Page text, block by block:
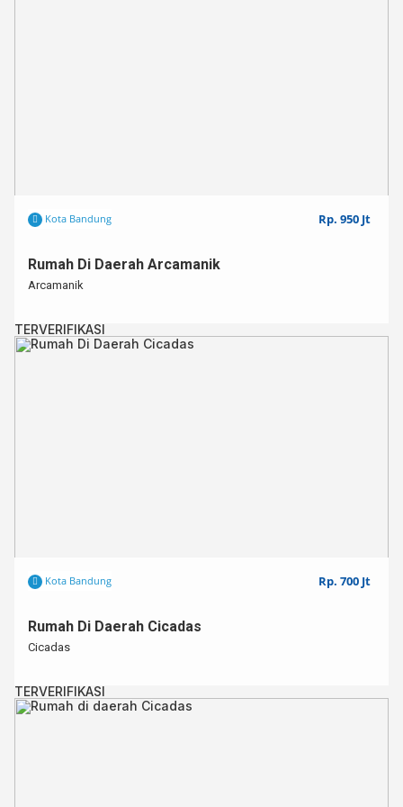
Kota Bandung Rp. 950 Jt
Rumah Di Daerah Arcamanik
Arcamanik
TERVERIFIKASI
Kota Bandung Rp. 700 Jt
Rumah Di Daerah Cicadas
Cicadas
TERVERIFIKASI